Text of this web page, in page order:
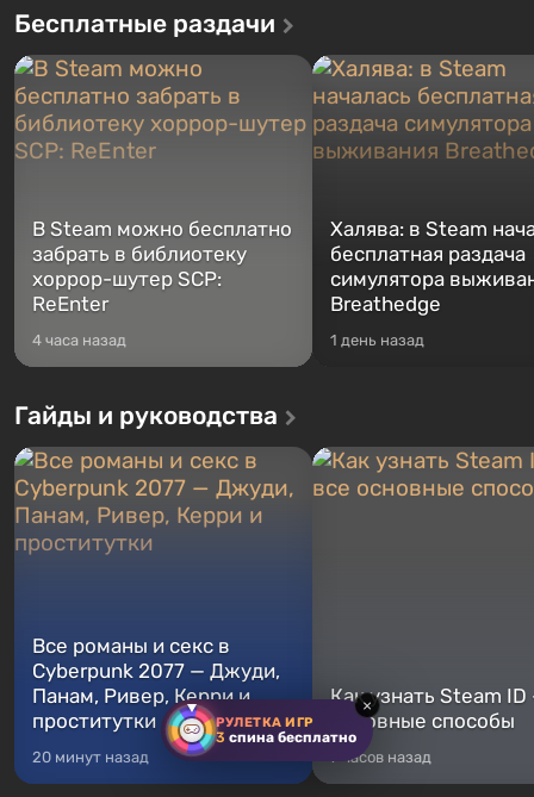
РУЛЕТКА ИГР
3 спина бесплатно
×
Бесплатные раздачи
В Steam можно бесплатно
забрать в библиотеку
хоррор-шутер SCP:
ReEnter
4 часа назад
Халява: в Steam
бесплатная раздача
симулятора
Breathedge
1 день назад
Гайды и руководства
Все романы и секс в
Cyberpunk 2077 — Джуди,
Панам, Ривер, Керри и
проститутки
20 минут назад
Как узнать Steam
основные способы
7 часов назад